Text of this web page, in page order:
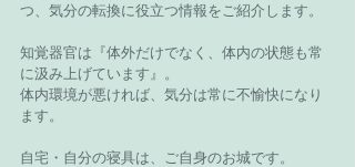
つ、気分の転換に役立つ情報をご紹介します。
知覚器官は『体外だけでなく、体内の状態も常
に汲み上げています』。
体内環境が悪ければ、気分は常に不愉快になり
ます。
自宅・自分の寝具は、ご自身のお城です。